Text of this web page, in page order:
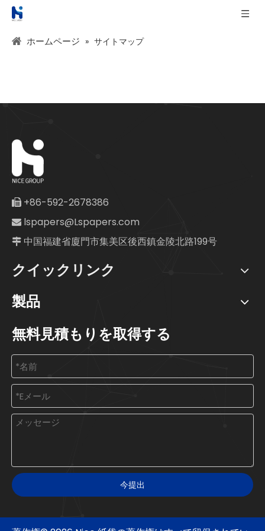
ホームページ » サイトマップ
 +86-592-2678386
 lspapers@Lspapers.com
 中国福建省廈門市集美区後西鎮金陵北路199号
クイックリンク
製品
無料見積もりを取得する
今提出